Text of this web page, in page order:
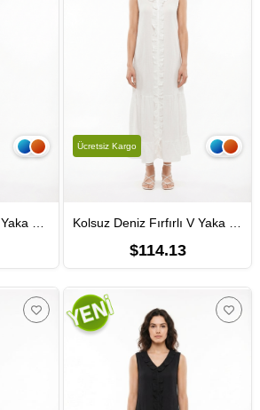
Kolsuz Ferah Bisiklet Yaka Yazlık Otantik Müslin Uzun Elbise Lila Lila Kolsuz Deniz Fırfırlı V Yaka Yazlık Müslin Uzun Elbise Beyaz Byz
$114.13
Ücretsiz Kargo